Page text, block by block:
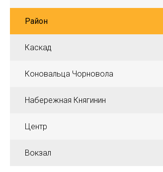
Район
Каскад
Коновальца Чорновола
Набережная Княгинин
Центр
Вокзал